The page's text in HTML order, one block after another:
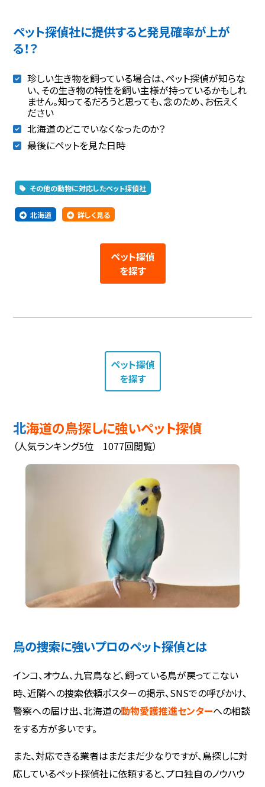
ペット探偵社に提供すると発見確率が上が
る！？
珍しい生き物を飼っている場合は、ペット探偵が知らな
い、その生き物の特性を飼い主様が持っているかもしれ
ません。知ってるだろうと思っても、念のため、お伝えく
ださい
北海道のどこでいなくなったのか？
最後にペットを見た日時
その他の動物に対応したペット探偵社
北海道 詳しく見る
ペット探偵
を探す
ペット探偵
を探す
北海道の鳥探しに強いペット探偵
（人気ランキング5位 1077回閲覧）
鳥の捜索に強いプロのペット探偵とは
インコ、オウム、九官鳥など、飼っている鳥が戻ってこない
時、近隣への捜索依頼ポスターの掲示、SNSでの呼びかけ、
警察への届け出、北海道の動物愛護推進センターへの相談
をする方が多いです。
また、対応できる業者はまだまだ少なりですが、鳥探しに対
応しているペット探偵社に依頼すると、プロ独自のノウハウ